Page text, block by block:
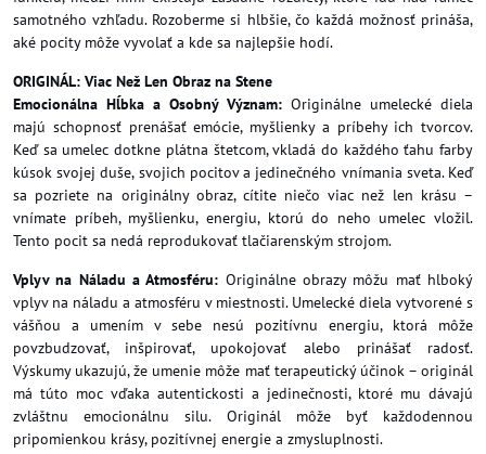
samotného vzhľadu. Rozoberme si hlbšie, čo každá možnosť prináša,
aké pocity môže vyvolať a kde sa najlepšie hodí.
ORIGINÁL: Viac Než Len Obraz na Stene
Emocionálna Hĺbka a Osobný Význam: Originálne umelecké diela
majú schopnosť prenášať emócie, myšlienky a príbehy ich tvorcov.
Keď sa umelec dotkne plátna štetcom, vkladá do každého ťahu farby
kúsok svojej duše, svojich pocitov a jedinečného vnímania sveta. Keď
sa pozriete na originálny obraz, cítite niečo viac než len krásu –
vnímate príbeh, myšlienku, energiu, ktorú do neho umelec vložil.
Tento pocit sa nedá reprodukovať tlačiarenským strojom.
Vplyv na Náladu a Atmosféru: Originálne obrazy môžu mať hlboký
vplyv na náladu a atmosféru v miestnosti. Umelecké diela vytvorené s
vášňou a umením v sebe nesú pozitívnu energiu, ktorá môže
povzbudzovať, inšpirovať, upokojovať alebo prinášať radosť.
Výskumy ukazujú, že umenie môže mať terapeutický účinok – originál
má túto moc vďaka autentickosti a jedinečnosti, ktoré mu dávajú
zvláštnu emocionálnu silu. Originál môže byť každodennou
pripomienkou krásy, pozitívnej energie a zmysluplnosti.